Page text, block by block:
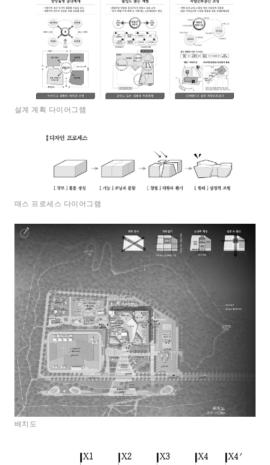
설계 계획 다이어그램
매스 프로세스 다이어그램
배치도